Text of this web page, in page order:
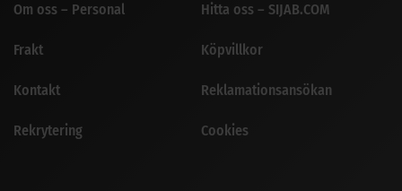
Om oss – Personal
Frakt
Kontakt
Rekrytering
Hitta oss – SIJAB.COM
Köpvillkor
Reklamationsansökan
Cookies